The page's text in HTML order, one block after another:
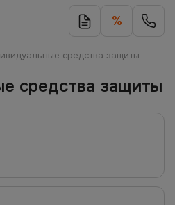
%
средства защиты
средства защиты